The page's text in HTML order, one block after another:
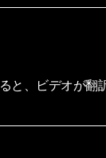
と、ビデオが翻